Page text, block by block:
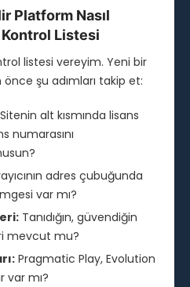
Platform Nasıl
Kontrol Listesi
listesi vereyim. Yeni bir
şu adımları takip et:
Sitenin alt kısmında lisans
numarasını
adres çubuğunda
var mı?
Tanıdığın, güvendiğin
mevcut mu?
Pragmatic Play, Evolution
var mı?